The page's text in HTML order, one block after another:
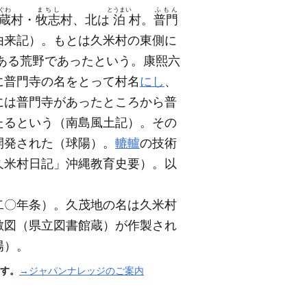
わ
村・ 牧志
まちし
村、北は 泊
とうまい
村。 普門
ふもん
記） 。もとは久米村の東側に
る荒野であったという。康熙六
門寺の名をとって村名 にし 、
普門寺があったところから普
という
（南島風土記） 。その
された （球陽） 。 轆轤の技術
村日記」沖縄教育史要） 。以
年条） 。久茂地の名は久米村
（県立図書館蔵） が作製され
。
。 →ジャパンナレッジのご案内